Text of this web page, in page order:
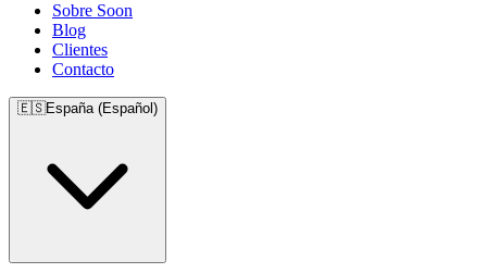
Sobre Soon
Blog
Clientes
Contacto
🇪🇸España (Español)